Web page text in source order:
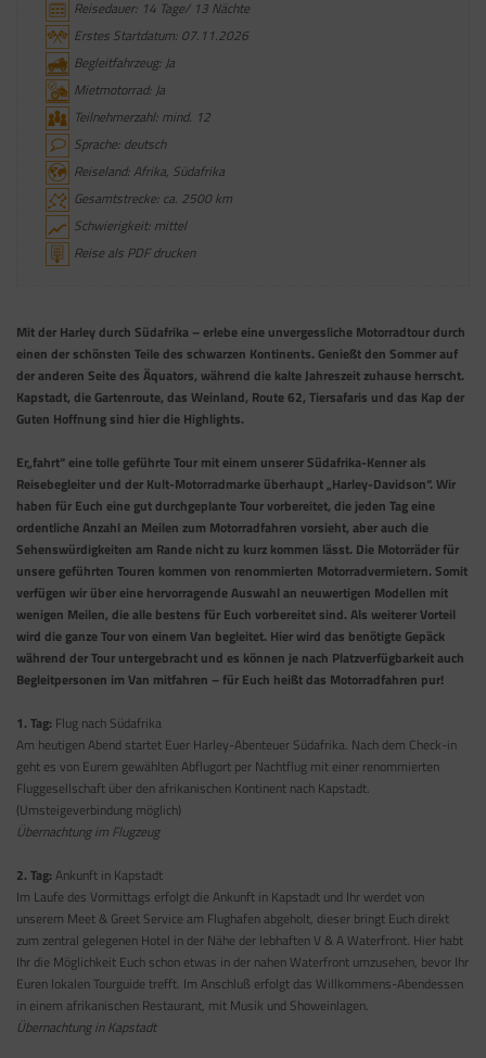
Reisedauer: 14 Tage/ 13 Nächte
Erstes Startdatum: 07.11.2026
Begleitfahrzeug: Ja
Mietmotorrad: Ja
Teilnehmerzahl: mind. 12
Sprache: deutsch
Reiseland: Afrika, Südafrika
Gesamtstrecke: ca. 2500 km
Schwierigkeit: mittel
Reise als PDF drucken
Mit der Harley durch Südafrika – erlebe eine unvergessliche Motorradtour durch
einen der schönsten Teile des schwarzen Kontinents. Genießt den Sommer auf
der anderen Seite des Äquators, während die kalte Jahreszeit zuhause herrscht.
Kapstadt, die Gartenroute, das Weinland, Route 62, Tiersafaris und das Kap der
Guten Hoffnung sind hier die Highlights.
Er„fahrt“ eine tolle geführte Tour mit einem unserer Südafrika-Kenner als
Reisebegleiter und der Kult-Motorradmarke überhaupt „Harley-Davidson“. Wir
haben für Euch eine gut durchgeplante Tour vorbereitet, die jeden Tag eine
ordentliche Anzahl an Meilen zum Motorradfahren vorsieht, aber auch die
Sehenswürdigkeiten am Rande nicht zu kurz kommen lässt. Die Motorräder für
unsere geführten Touren kommen von renommierten Motorrad­vermietern. Somit
verfügen wir über eine hervorragende Auswahl an neuwertigen Modellen mit
wenigen Meilen, die alle bestens für Euch vorbereitet sind. Als weiterer Vorteil
wird die ganze Tour von einem Van begleitet. Hier wird das benötigte Gepäck
während der Tour untergebracht und es können je nach Platzverfügbarkeit auch
Begleitpersonen im Van mitfahren – für Euch heißt das Motorradfahren pur!
1. Tag: Flug nach Südafrika
Am heutigen Abend startet Euer Harley-Abenteuer Südafrika. Nach dem Check-in
geht es von Eurem gewählten Abflugort per Nachtflug mit einer renommierten
Fluggesellschaft über den afrikanischen Kontinent nach Kapstadt.
(Umsteigeverbindung möglich)
Übernachtung im Flugzeug
2. Tag: Ankunft in Kapstadt
Im Laufe des Vormittags erfolgt die Ankunft in Kapstadt und Ihr werdet von
unserem Meet & Greet Service am Flughafen abgeholt, dieser bringt Euch direkt
zum zentral gelegenen Hotel in der Nähe der lebhaften V & A Waterfront. Hier habt
Ihr die Möglichkeit Euch schon etwas in der nahen Waterfront umzusehen, bevor Ihr
Euren lokalen Tourguide trefft. Im Anschluß erfolgt das Willkommens-Abendessen
in einem afrikanischen Restaurant, mit Musik und Showeinlagen.
Übernachtung in Kapstadt